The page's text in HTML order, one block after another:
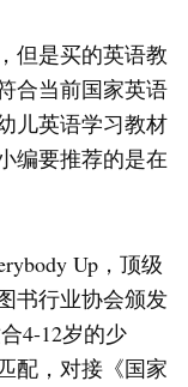
是买的英语教
合当前国家英语
儿英语学习教材
编要推荐的是在
Up，顶级
书行业协会颁发
4-12岁的少
配，对接《国家